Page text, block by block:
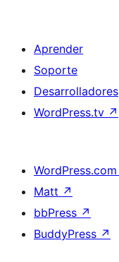
Aprender
Soporte
Desarrolladores
WordPress.tv ↗
WordPress.com
Matt ↗
bbPress ↗
BuddyPress ↗